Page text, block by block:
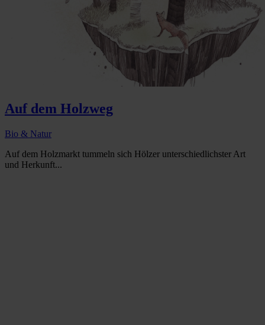
Auf dem Holzweg
Bio & Natur
Auf dem Holzmarkt tummeln sich Hölzer unterschiedlichster Art
und Herkunft...